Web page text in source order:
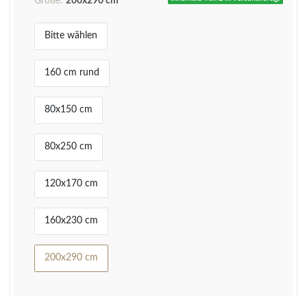
Bitte wählen
160 cm rund
80x150 cm
80x250 cm
120x170 cm
160x230 cm
200x290 cm